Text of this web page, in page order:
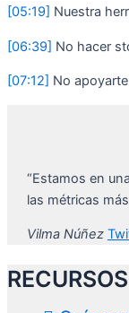
[05:19] Nuestra
[06:39] No hacer
[07:12] No
“Estamos en
las métricas
Vilma Núñez